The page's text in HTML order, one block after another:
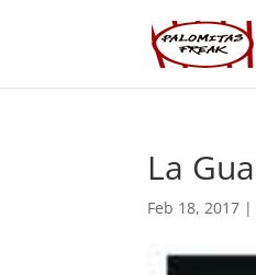
La
Feb 18, 2017 |